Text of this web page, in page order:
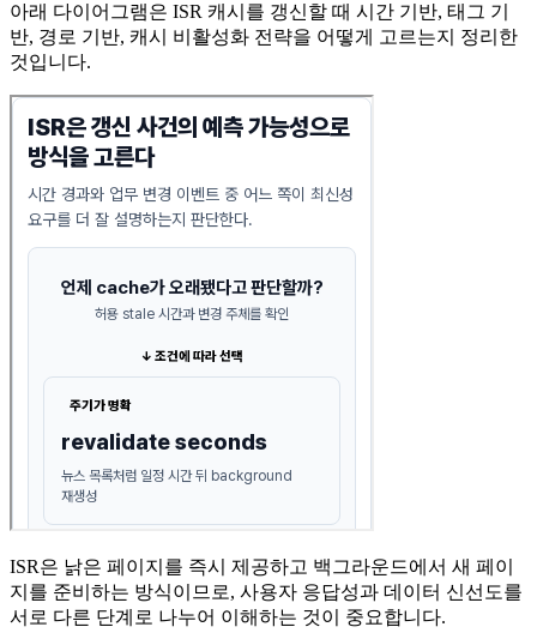
아래 다이어그램은 ISR 캐시를 갱신할 때 시간 기반, 태그 기
반, 경로 기반, 캐시 비활성화 전략을 어떻게 고르는지 정리한
것입니다.
ISR은 낡은 페이지를 즉시 제공하고 백그라운드에서 새 페이
지를 준비하는 방식이므로, 사용자 응답성과 데이터 신선도를
서로 다른 단계로 나누어 이해하는 것이 중요합니다.